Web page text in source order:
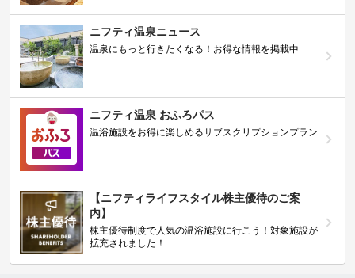
ニフティ温泉ニュース
温泉にもっと行きたくなる！お得な情報を掲載中
ニフティ温泉 おふろパス
温浴施設をお得に楽しめるサブスクリプションプラン
【ニフティライフスタイル株主優待のご案
内】
株主優待制度で人気の温浴施設に行こう！対象施設が
拡充されました！